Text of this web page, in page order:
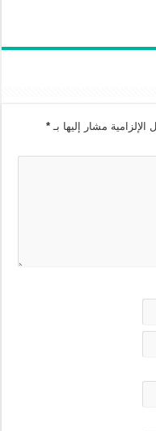
الإلزامية مشار إليها بـ*